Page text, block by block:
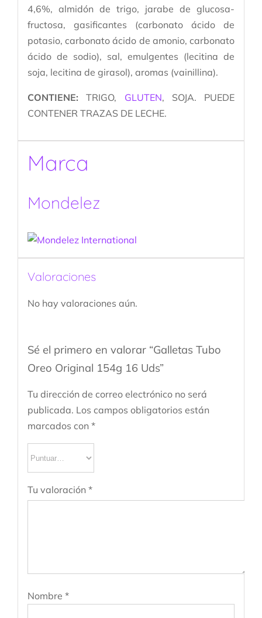
4,6%, almidón de trigo, jarabe de glucosa-
fructosa, gasificantes (carbonato ácido de
potasio, carbonato ácido de amonio, carbonato
ácido de sodio), sal, emulgentes (lecitina de
soja, lecitina de girasol), aromas (vainillina).
CONTIENE: TRIGO, GLUTEN, SOJA. PUEDE
CONTENER TRAZAS DE LECHE.
Marca
Mondelez
Valoraciones
No hay valoraciones aún.
Sé el primero en valorar “Galletas Tubo
Oreo Original 154g 16 Uds”
Tu dirección de correo electrónico no será
publicada. Los campos obligatorios están
marcados con *
Tu valoración *
Nombre *